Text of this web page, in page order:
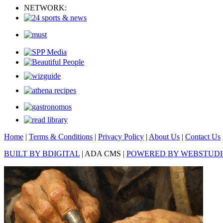
NETWORK:
Home | Terms & Conditions | Privacy Policy | About Us | Contact Us
BUILT BY BDIGITAL | ADA CMS | POWERED BY